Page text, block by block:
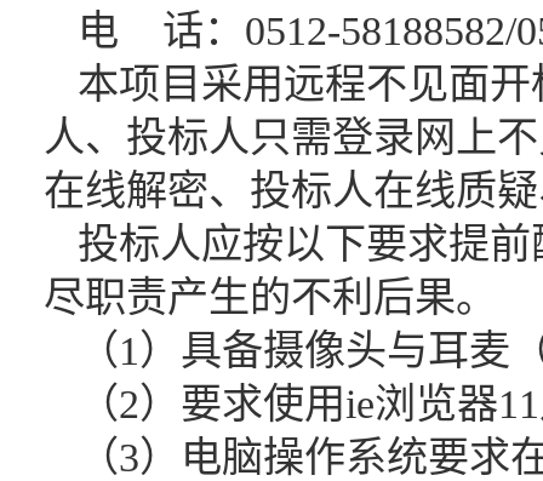
电
话： 0512-58188582/
本项目采用远程不见面
人、投标人只需登录网上
在线解密、投标人在线质
投标人应按以下要求提
尽职责产生的不利后果。
（1）具备摄像头与耳麦
（2）要求使用ie浏览器
（3）电脑操作系统要求